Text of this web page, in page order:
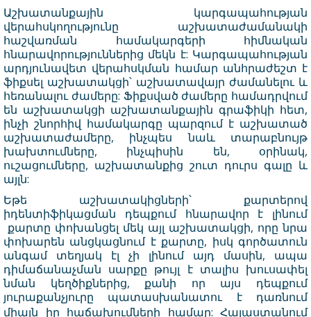
Աշխատանքային կարգապահության
վերահսկողությունը աշխատաժամանակի
հաշվառման համակարգերի հիմնական
հնարավորություններից մեկն է: Կարգապահության
արդյունավետ վերահսկման համար անհրաժեշտ է
ֆիքսել աշխատակցի՝ աշխատավայր ժամանելու և
հեռանալու ժամերը: Ֆիքսված ժամերը համադրվում
են աշխատակցի աշխատանքային գրաֆիկի հետ,
ինչի շնորհիվ համակարգը պարզում է աշխատած
աշխատաժամերը, ինչպես նաև տարաբնույթ
խախտումները, ինչպիսին են, օրինակ,
ուշացումները, աշխատանքից շուտ դուրս գալը և
այլն:
Եթե աշխատակիցների՝ քարտերով
իդենտիֆիկացման դեպքում հնարավոր է լինում
քարտը փոխանցել մեկ այլ աշխատակցի, որը նրա
փոխարեն անցկացնում է քարտը, իսկ գործատուն
անգամ տեղյակ էլ չի լինում այդ մասին, ապա
դիմաճանաչման սարքը թույլ է տալիս խուսափել
նման կեղծիքներից, քանի որ այս դեպքում
յուրաքանչյուրը պատասխանատու է դառնում
միայն իր հաճախումների համար: Հայաստանում